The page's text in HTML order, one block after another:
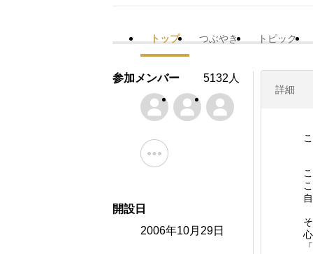
トップ つぶやき トピック
詳細
参加メンバー 5132人
開設日
2006年10月29日